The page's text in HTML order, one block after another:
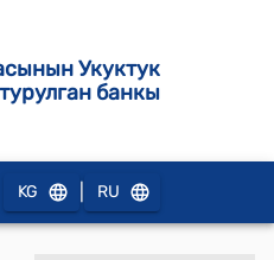
Укуктук
банкы
KG RU